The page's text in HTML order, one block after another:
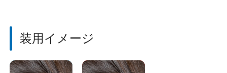
装用イメージ